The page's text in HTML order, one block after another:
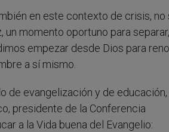
en este contexto de crisis, no
momento oportuno para separar,
empezar desde Dios para
a sí mismo.
de evangelización y de educación,
presidente de la Conferencia
a la Vida buena del Evangelio: